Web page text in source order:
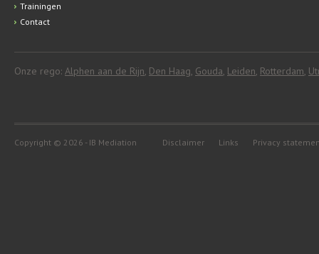
Trainingen
Contact
Onze rego: Alphen aan de Rijn, Den Haag, Gouda, Leiden, Rotterdam,
Copyright © 2026 - IB Mediation Disclaimer Links Privacy